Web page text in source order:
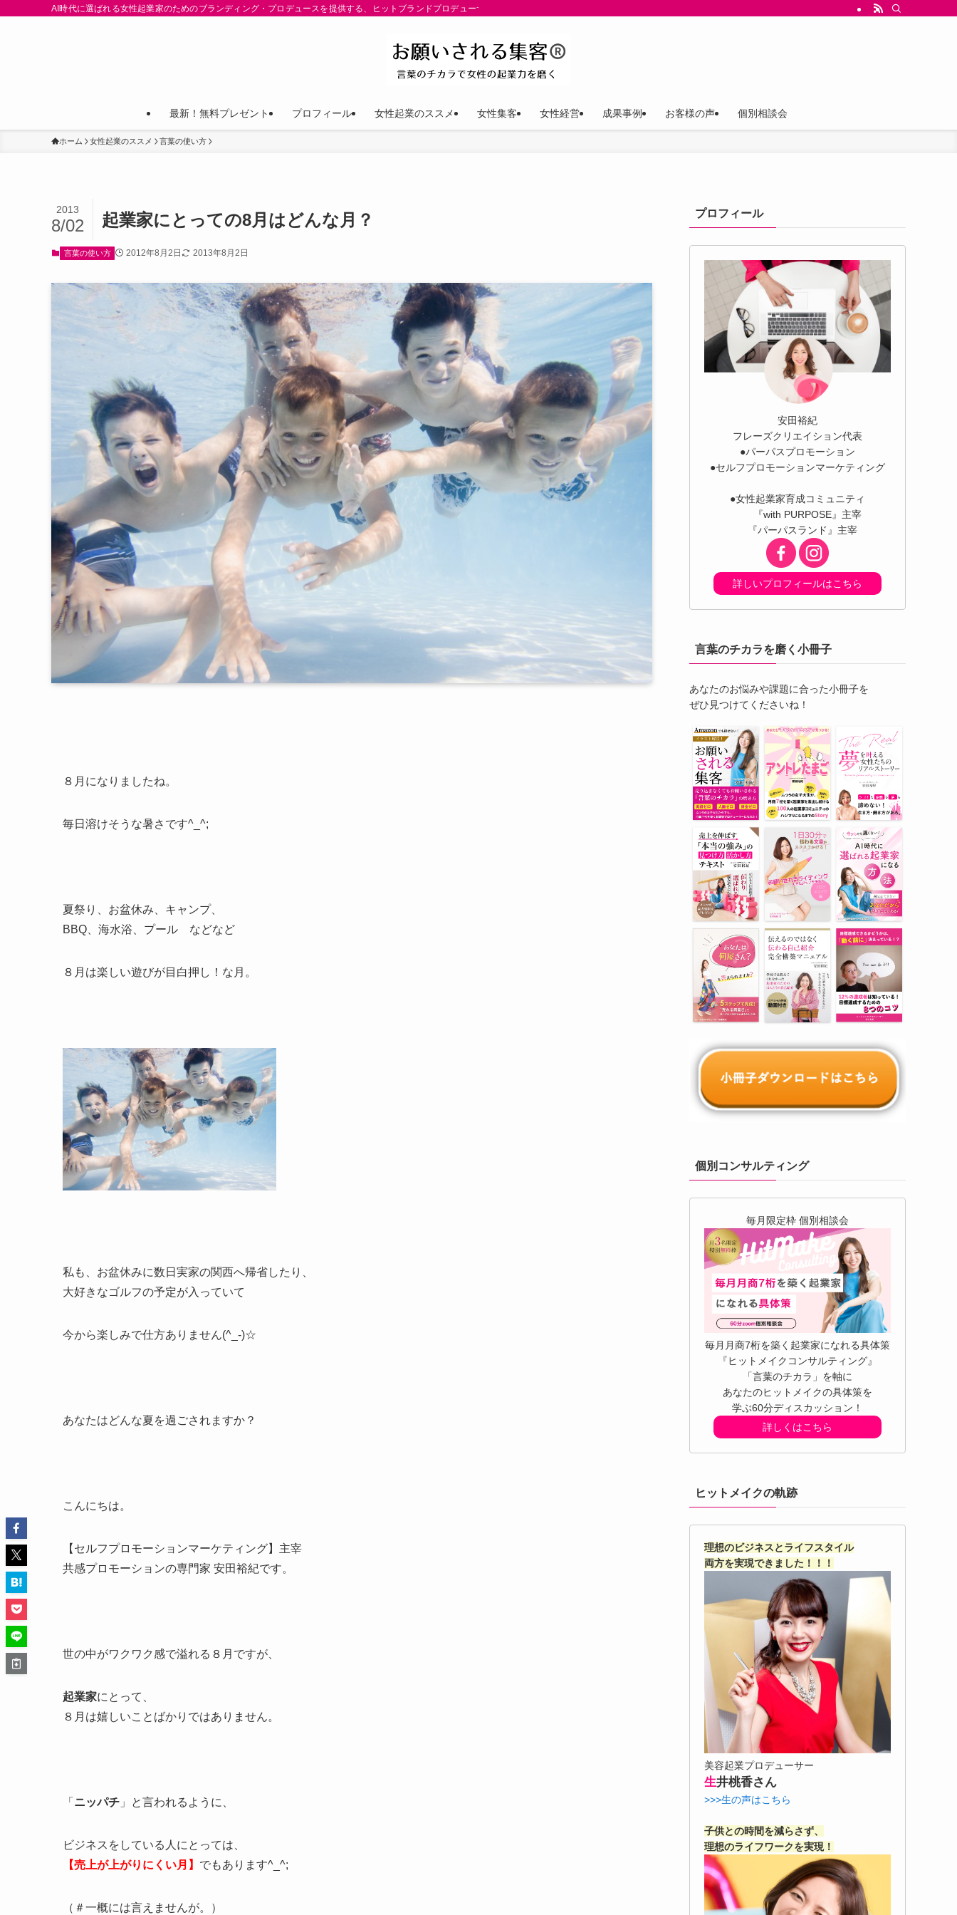
AI時代に選ばれる女性起業家のためのブランディング・プロデュースを提供する、ヒットブランドプロデューサー ゆきP（安田裕紀）公式サイト。パーパス（存在意義）を軸にしたブランド構築と、言葉の設計、世界観ストー
最新！無料プレゼント プロフィール 女性起業のススメ 女性集客 女性経営 成果事例 お客様の声 個別相談会
ホーム 女性起業のススメ 言葉の使い方
起業家にとっての8月はどんな月？
2013
8/02
言葉の使い方 2012年8月2日 2013年8月2日
８月になりましたね。
毎日溶けそうな暑さです^_^;
夏祭り、お盆休み、キャンプ、
BBQ、海水浴、プール などなど
８月は楽しい遊びが目白押し！な月。
私も、お盆休みに数日実家の関西へ帰省したり、
大好きなゴルフの予定が入っていて
今から楽しみで仕方ありません(^_-)☆
あなたはどんな夏を過ごされますか？
こんにちは。
【セルフプロモーションマーケティング】主宰
共感プロモーションの専門家 安田裕紀です。
世の中がワクワク感で溢れる８月ですが、
起業家にとって、
８月は嬉しいことばかりではありません。
「 ニッパチ 」と言われるように、
ビジネスをしている人にとっては、
【売上が上がりにくい月】 でもあります^_^;
（＃一概には言えませんが。）
プロフィール
安田裕紀
フレーズクリエイション代表
●パーパスプロモーション
●セルフプロモーションマーケティング
●女性起業家育成コミュニティ
『with PURPOSE』主宰
『パーパスランド』主宰
詳しいプロフィールはこちら
言葉のチカラを磨く小冊子
あなたのお悩みや課題に合った小冊子を
ぜひ見つけてくださいね！
個別コンサルティング
毎月限定枠 個別相談会
毎月月商7桁を築く起業家になれる具体策
『ヒットメイクコンサルティング』
「言葉のチカラ」を軸に
あなたのヒットメイクの具体策を
学ぶ60分ディスカッション！
詳しくはこちら
ヒットメイクの軌跡
理想のビジネスとライフスタイル
両方を実現できました！！！
美容起業プロデューサー
生井桃香さん
>>>生の声はこちら
子供との時間を減らさず、
理想のライフワークを実現！